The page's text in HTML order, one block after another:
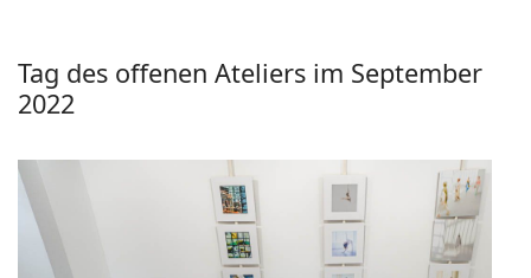
Tag des offenen Ateliers im September
2022